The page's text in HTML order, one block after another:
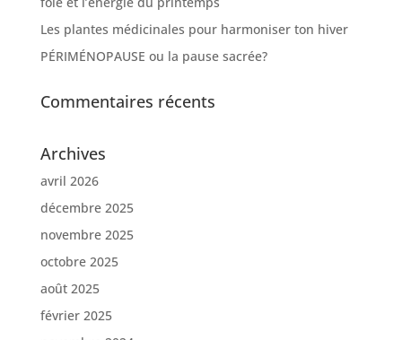
Les plantes médicinales pour harmoniser ton hiver
PÉRIMÉNOPAUSE ou la pause sacrée?
Commentaires récents
Archives
avril 2026
décembre 2025
novembre 2025
octobre 2025
août 2025
février 2025